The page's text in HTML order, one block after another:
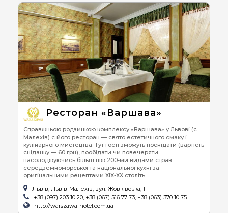
Ресторан «Варшава»
Справжньою родзинкою комплексу «Варшава» у Львові (с.
Малехів) є його ресторан — свято естетичного смаку і
кулінарного мистецтва. Тут гості зможуть поснідати (вартість
сніданку — 60 грн), пообідати чи повечеряти
насолоджуючись більш ніж 200-ми видами страв
середземноморської та національної кухні за
оригінальними рецептами ХІХ-ХХ століть.
Львів, Львів-Малехів, вул. Жовківська, 1
+38 (097) 203 10 20, +38 (067) 516 77 73, +38 (063) 370 10 75
http://warszawa-hotel.com.ua